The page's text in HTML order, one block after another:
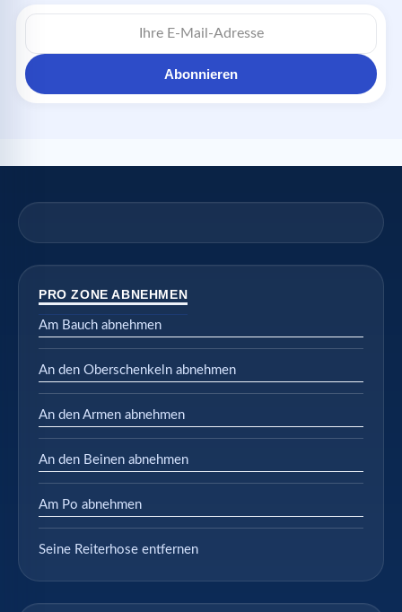
E-
Mail-
Abonnieren
PRO ZONE ABNEHMEN
Am Bauch abnehmen
An den Oberschenkeln abnehmen
An den Armen abnehmen
An den Beinen abnehmen
Am Po abnehmen
Seine Reiterhose entfernen